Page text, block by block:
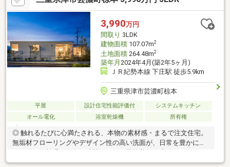
す■敷地内に2台駐車可能(車種による)■周辺情報・一号舘 豊里店
まで徒歩7分(約550m)・津市立豊が丘小学校まで徒歩9分(約
700m)・豊が丘すばる公園まで徒歩3分(約240m)
3,990万円
間取り 3LDK
建物面積107.07m2
土地面積264.48m2
築年月 2024年4月(築2年5ヶ月)
ＪＲ紀勢本線 下庄駅 徒歩5.9km
三重県津市芸濃町椋本
平屋 設計住宅性能評価付
システムキッチン
オール電化
浴室乾燥機 所有権
◎ 触れるたびに心満たされる、本物の素材感・まるで注文住宅。
無垢材フローリングやデザイン性の高い洗面が、日常を豊かに彩
スキッチンを採用しました。・自然素材が映えるリビング。友人